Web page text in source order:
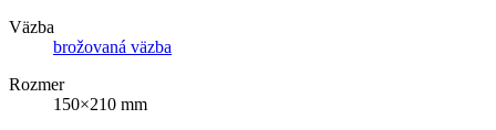
Väzba
brožovaná väzba
Rozmer
150×210 mm